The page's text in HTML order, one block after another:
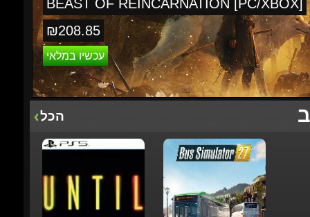
₪208.85
עכשיו במלאי
הכל